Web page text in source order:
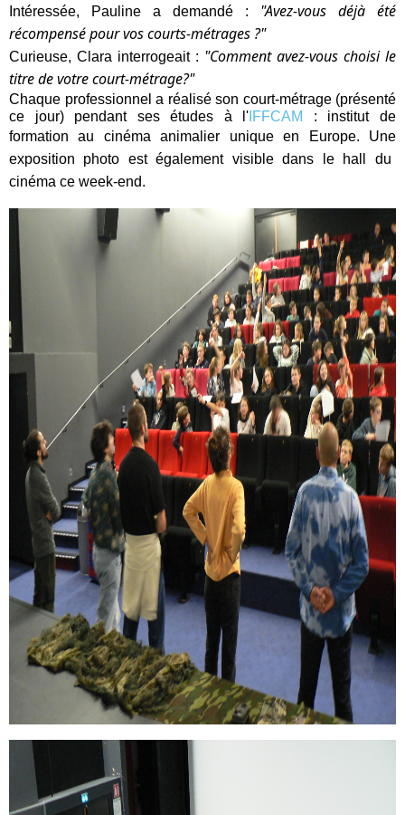
Intéressée,
Pauline a demandé : "Avez-vous déjà été
récompensé pour vos courts-métrages ?"
Curieuse, Clara interrogeait : "Comment avez-vous choisi le
titre de votre court-métrage?"
Chaque professionnel a réalisé son court-métrage (présenté
ce jour) pendant ses études à l' IFFCAM
: institut de
formation au cinéma animalier unique en Europe. Une
exposition photo est également visible dans le hall du
cinéma ce week-end.